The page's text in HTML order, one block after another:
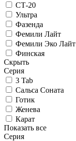
СТ-20
Ультра
Фазенда
Фемили Лайт
Фемили Эко Лайт
Финская
Скрыть
Серия
3 Tab
Сальса Соната
Готик
Женева
Карат
Показать все
Серия